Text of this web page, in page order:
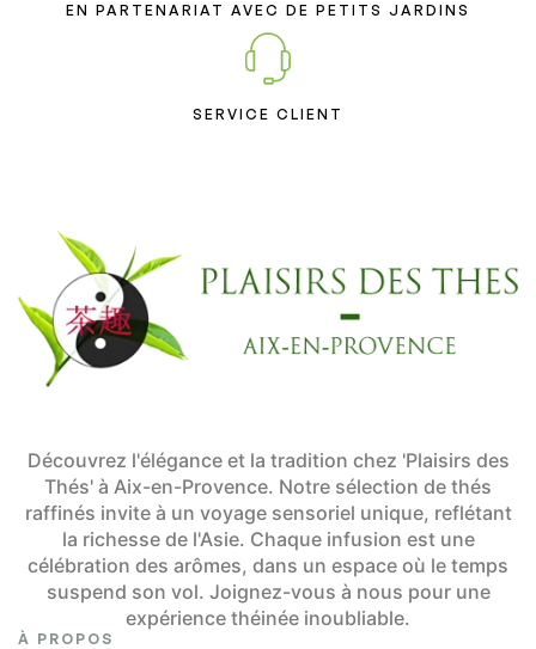
EN PARTENARIAT AVEC DE PETITS JARDINS
SERVICE CLIENT
Découvrez l'élégance et la tradition chez 'Plaisirs des
Thés' à Aix-en-Provence. Notre sélection de thés
raffinés invite à un voyage sensoriel unique, reflétant
la richesse de l'Asie. Chaque infusion est une
célébration des arômes, dans un espace où le temps
suspend son vol. Joignez-vous à nous pour une
expérience théinée inoubliable.
À PROPOS